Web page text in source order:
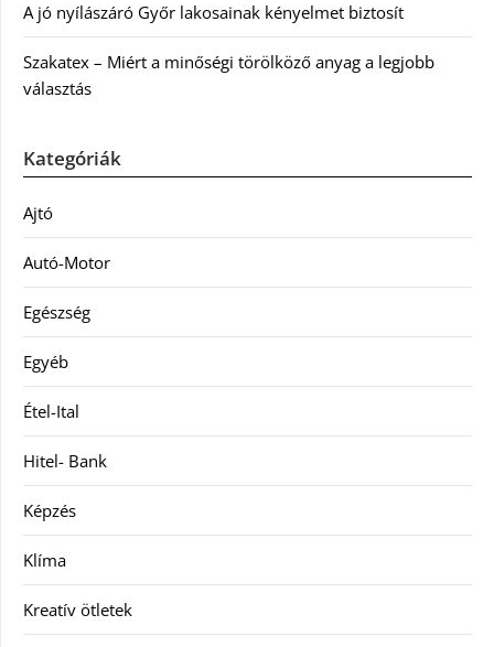
A jó nyílászáró Győr lakosainak kényelmet biztosít
Szakatex – Miért a minőségi törölköző anyag a legjobb
választás
Kategóriák
Ajtó
Autó-Motor
Egészség
Egyéb
Étel-Ital
Hitel- Bank
Képzés
Klíma
Kreatív ötletek